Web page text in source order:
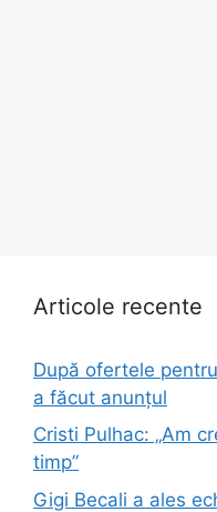
Articole recente
După ofertele
a făcut anunțul
Cristi Pulhac: „Am
timp”
Gigi Becali a ales